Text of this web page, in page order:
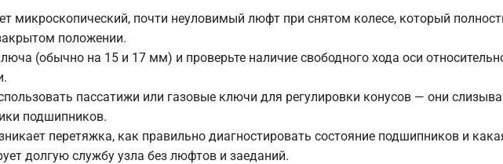
микроскопический, почти неуловимый люфт при снятом колесе, который
положении.
(обычно на 15 и 17 мм) и проверьте наличие свободного хода оси
пассатижи или газовые ключи для регулировки конусов — они
подшипников.
перетяжка, как правильно диагностировать состояние подшипников и
долгую службу узла без люфтов и заеданий.